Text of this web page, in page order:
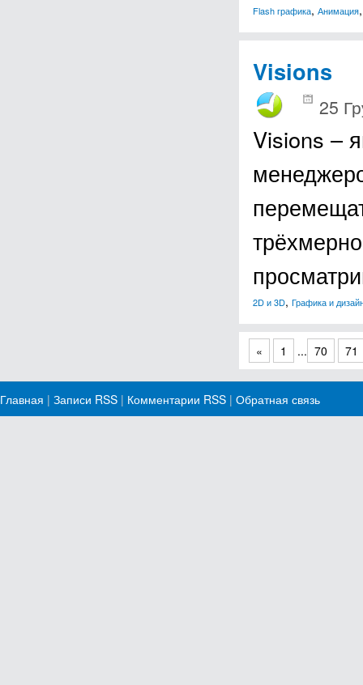
Flash графика, Анимация
Visions
25
Visions –
2D и 3D, Графика и
« 1 ... 70 71
Главная | Записи RSS | Комментарии RSS | Обратная связь